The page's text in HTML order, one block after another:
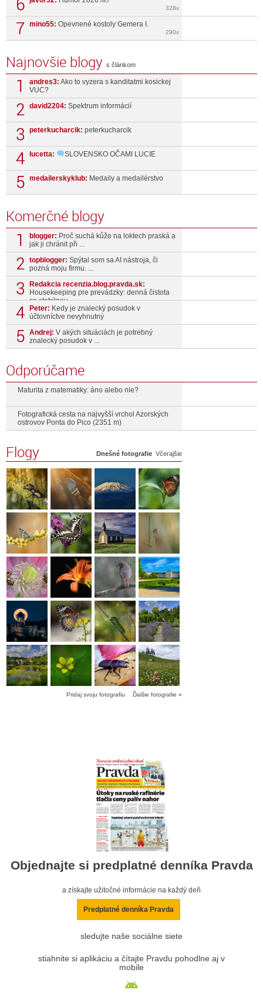
328x
mino55: Opevnené kostoly Gemera I.
290x
Najnovšie blogy s článkom
andres3: Ako to vyzera s kanditatmi kosickej
VUC?
david2204: Spektrum informácií
peterkucharcik: peterkucharcik
lucetta: SLOVENSKO OČAMI LUCIE
medailerskyklub: Medaily a medailérstvo
Komerčné blogy
blogger: Proč suchá kůže na loktech praská a
jak ji chránit při ...
topblogger: Spýtal som sa AI nástroja, či
pozná moju firmu. ...
Redakcia recenzia.blog.pravda.sk:
Housekeeping pre prevádzky: denná čistota
so stabilnou ...
Peter: Kedy je znalecký posudok v
účtovníctve nevyhnutný
Andrej: V akých situáciách je potrebný
znalecký posudok v ...
Odporúčame
Maturita z matematiky: áno alebo nie?
Fotografická cesta na najvyšší vrchol Azorských
ostrovov Ponta do Pico (2351 m)
Flogy Dnešné fotografie Včerajšie
Pridaj svoju fotografiu Ďalšie fotografie »
Objednajte si predplatné denníka Pravda
a získajte užitočné informácie na každý deň
Predplatné denníka Pravda
sledujte naše sociálne siete
stiahnite si aplikáciu a čítajte Pravdu pohodlne aj v
mobile